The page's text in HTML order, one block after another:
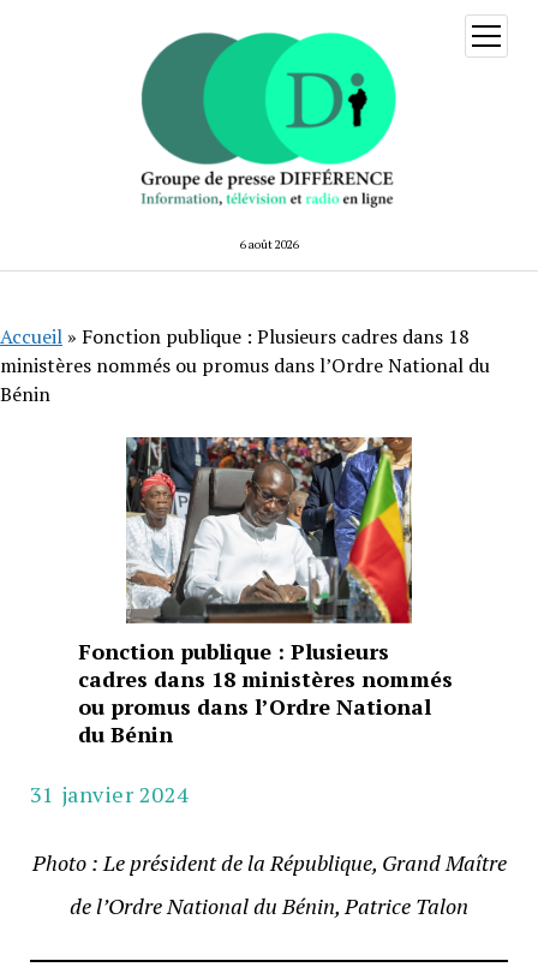
6 août 2026
ouvrir
menu
Accueil » Fonction publique : Plusieurs cadres dans 18
ministères nommés ou promus dans l’Ordre National du
Bénin
Fonction publique : Plusieurs
cadres dans 18 ministères nommés
ou promus dans l’Ordre National
du Bénin
31 janvier 2024
Photo : Le président de la République, Grand Maître
de l’Ordre National du Bénin, Patrice Talon